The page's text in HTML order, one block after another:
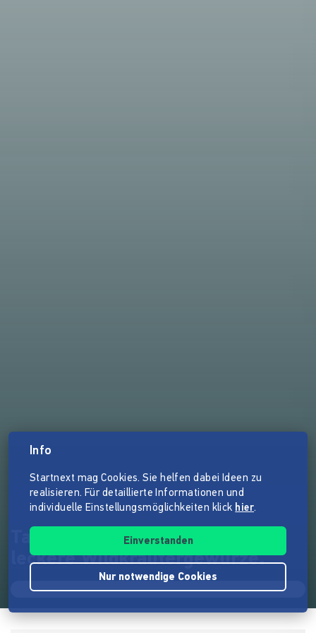
Tauschen Deine Hilfe gegen
leckere Wildkräutergewürze.
Info
Startnext mag Cookies. Sie helfen dabei Ideen zu
realisieren. Für detaillierte Informationen und
individuelle Einstellungsmöglichkeiten klick hier.
Einverstanden
Nur notwendige Cookies